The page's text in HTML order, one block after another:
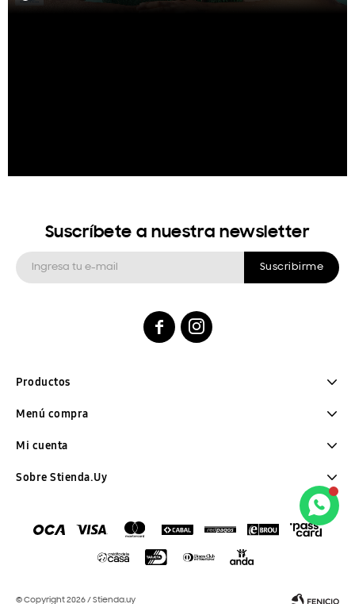
Sobre Stienda.Uy
Menú compra
Mi cuenta
Productos
Suscríbete a nuestra newsletter
Suscribirme
 
© Copyright 2026 / Stienda.uy